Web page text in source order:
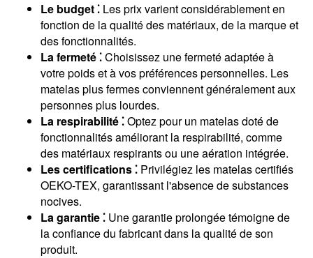
Le budget ⁚Les prix varient considérablement en
fonction de la qualité des matériaux, de la marque et
des fonctionnalités.
La fermeté ⁚Choisissez une fermeté adaptée à
votre poids et à vos préférences personnelles. Les
matelas plus fermes conviennent généralement aux
personnes plus lourdes.
La respirabilité ⁚Optez pour un matelas doté de
fonctionnalités améliorant la respirabilité, comme
des matériaux respirants ou une aération intégrée.
Les certifications ⁚Privilégiez les matelas certifiés
OEKO-TEX, garantissant l'absence de substances
nocives.
La garantie ⁚Une garantie prolongée témoigne de
la confiance du fabricant dans la qualité de son
produit.